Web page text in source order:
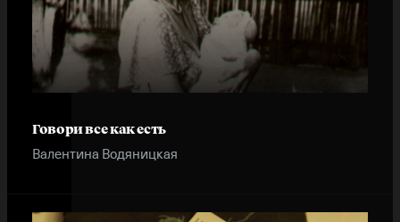
Говори все как есть
Валентина Водяницкая